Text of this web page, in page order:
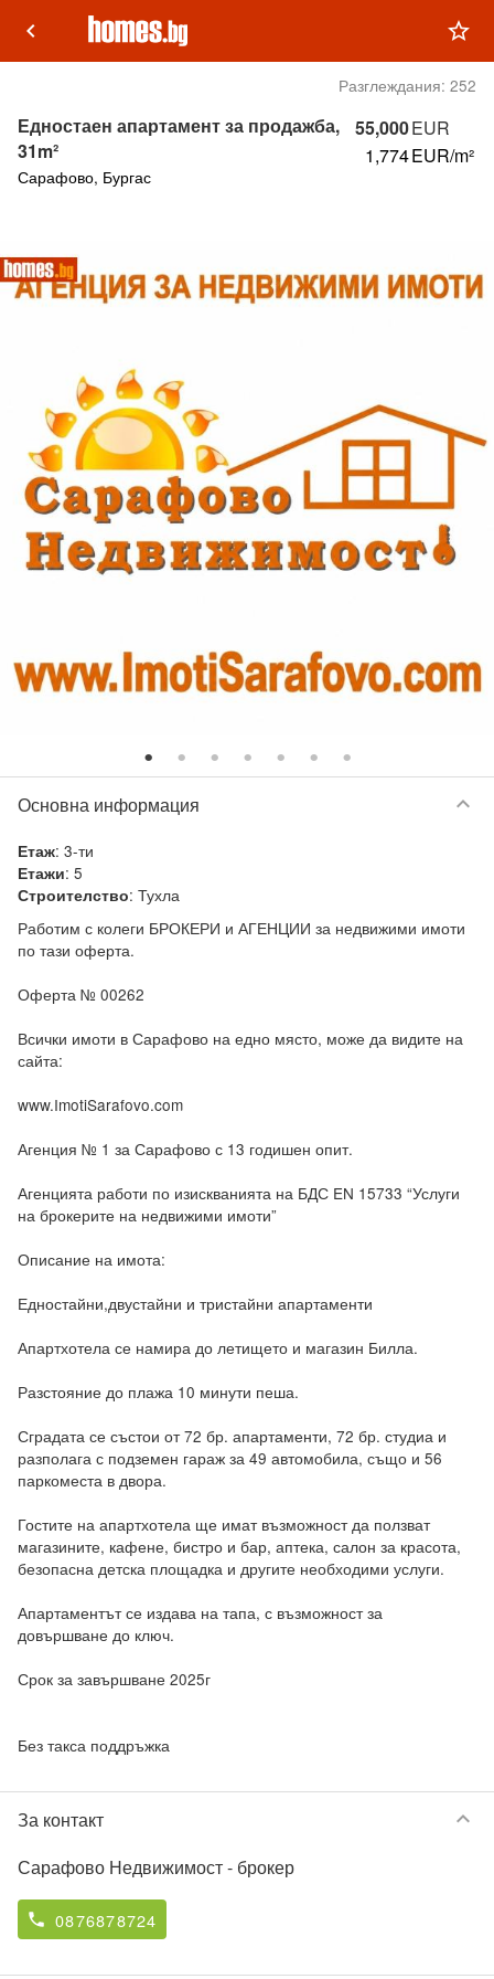
keyboard_arrow_left star_outline
Разглеждания: 252
55,000EUR
1,774EUR/m²
Едностаен апартамент за продажба,
31m²
Сарафово, Бургас
Основна информация keyboard_arrow_down
Етаж: 3-ти
Етажи: 5
Строителство: Тухла
Работим с колеги БРОКЕРИ и АГЕНЦИИ за недвижими имоти
по тази оферта.
Оферта № 00262
Всички имоти в Сарафово на едно място, може да видите на
сайта:
www.ImotiSarafovo.com
Агенция № 1 за Сарафово с 13 годишен опит.
Агенцията работи по изискванията на БДС EN 15733 “Услуги
на брокерите на недвижими имоти”
Описание на имота:
Едностайни,двустайни и тристайни апартаменти
Апартхотела се намира до летището и магазин Билла.
Разстояние до плажа 10 минути пеша.
Сградата се състои от 72 бр. апартаменти, 72 бр. студиа и
разполага с подземен гараж за 49 автомобила, също и 56
паркоместа в двора.
Гостите на апартхотела ще имат възможност да ползват
магазините, кафене, бистро и бар, аптека, салон за красота,
безопасна детска площадка и другите необходими услуги.
Апартаментът се издава на тапа, с възможност за
довършване до ключ.
Срок за завършване 2025г
Без такса поддръжка
За контакт keyboard_arrow_down
Сарафово Недвижимост- брокер
phone 0876878724